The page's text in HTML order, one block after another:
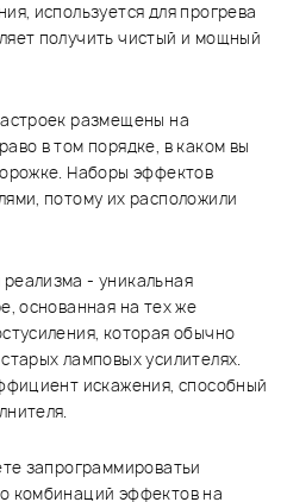
используется для прогрева
получить чистый и мощный
размещены на
в том порядке, в каком вы
Наборы эффектов
потому их расположили
- уникальная
основанная на тех же
которая обычно
ламповых усилителях.
искажения, способный
запрограммироватьи
комбинаций эффектов на